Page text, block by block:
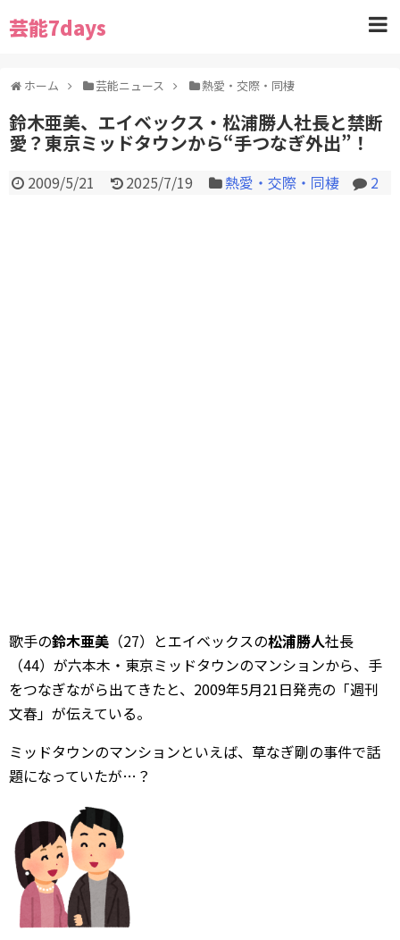
芸能7days
ホーム 芸能ニュース 熱愛・交際・同棲
鈴木亜美、エイベックス・松浦勝人社長と禁断
愛？東京ミッドタウンから“手つなぎ外出”！
2009/5/21 2025/7/19 熱愛・交際・同棲 2
歌手の鈴木亜美 （27）とエイベックスの松浦勝人社長
（44）が六本木・東京ミッドタウンのマンションから、手
をつなぎながら出てきたと、2009年5月21日発売の「週刊
文春」が伝えている。
ミッドタウンのマンションといえば、草なぎ剛の事件で話
題になっていたが…？